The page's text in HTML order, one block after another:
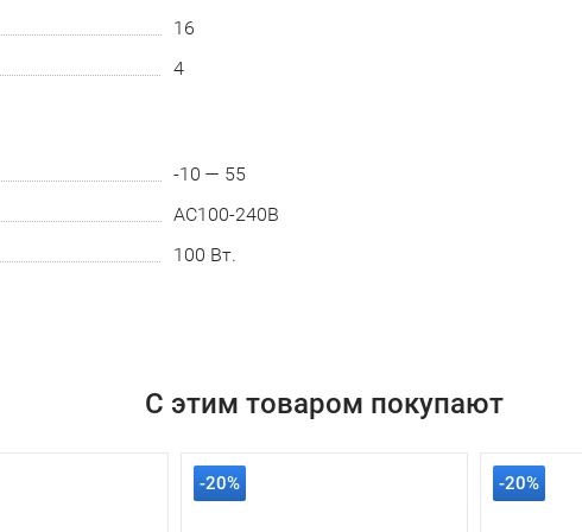
16
4
-10 — 55
AC100-240B
100 Вт.
С этим товаром покупают
-20% -20%